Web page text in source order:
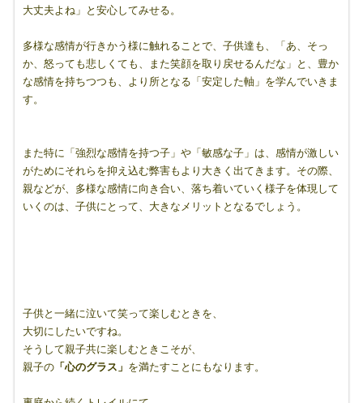
大丈夫よね」と安心してみせる。
多様な感情が行きかう様に触れることで、子供達も、「あ、そっ
か、怒っても悲しくても、また笑顔を取り戻せるんだな」と、豊か
な感情を持ちつつも、より所となる「安定した軸」を学んでいきま
す。
また特に「強烈な感情を持つ子」や「敏感な子」は、感情が激しい
がためにそれらを抑え込む弊害もより大きく出てきます。その際、
親などが、多様な感情に向き合い、落ち着いていく様子を体現して
いくのは、子供にとって、大きなメリットとなるでしょう。
子供と一緒に泣いて笑って楽しむときを、
大切にしたいですね。
そうして親子共に楽しむときこそが、
親子の「心のグラス」 を満たすことにもなります。